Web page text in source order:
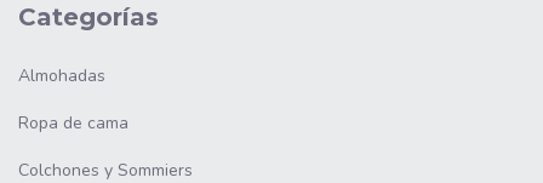
Categorías
Almohadas
Ropa de cama
Colchones y Sommiers